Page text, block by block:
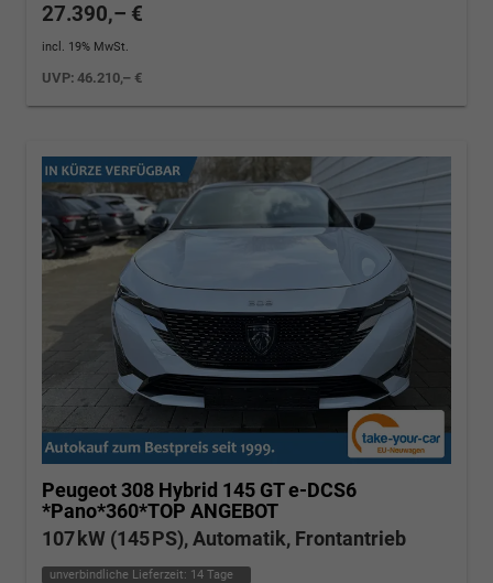
27.390,– €
incl. 19% MwSt.
UVP:46.210,– €
Peugeot 308 Hybrid 145 GT e-DCS6
*Pano*360*TOP ANGEBOT
107 kW (145 PS), Automatik, Frontantrieb
unverbindliche Lieferzeit: 14 Tage